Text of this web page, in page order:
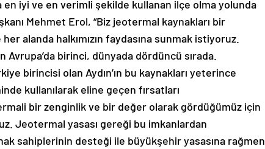
en iyi ve en verimli şekilde kullanan ilçe olma yolunda
Mehmet Erol, “Biz jeotermal kaynakları bir
alanda halkımızın faydasına sunmak istiyoruz.
Avrupa’da birinci, dünyada dördüncü sırada.
birincisi olan Aydın’ın bu kaynakları yeterince
kullanılarak eline geçen fırsatları
bir zenginlik ve bir değer olarak gördüğümüz için
Jeotermal yasası gereği bu imkanlardan
sahiplerinin desteği ile büyükşehir yasasına rağmen